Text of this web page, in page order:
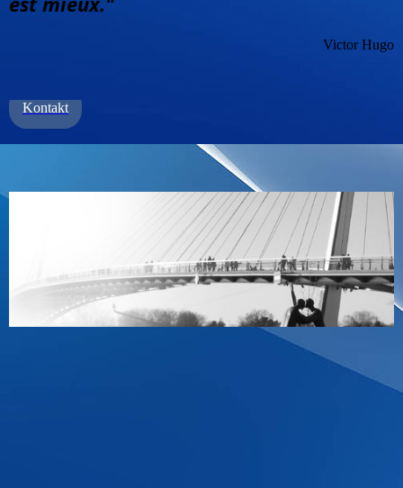
Victor Hugo
Kontakt